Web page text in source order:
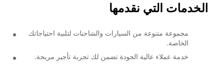
الخدمات التي نقدمها
مجموعة متنوعة من السيارات والشاحنات لتلبية احتياجاتك
الخاصة.
خدمة عملاء عالية الجودة تضمن لك تجربة تأجير مريحة.